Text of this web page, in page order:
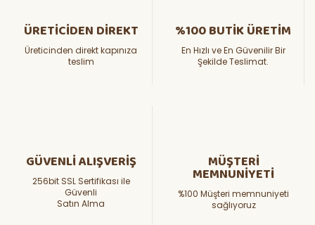
ÜRETİCİDEN DİREKT
Üreticinden direkt kapınıza
teslim
%100 BUTİK ÜRETİM
En Hızlı ve En Güvenilir Bir
Şekilde Teslimat.
GÜVENLİ ALIŞVERİŞ
256bit SSL Sertifikası ile
Güvenli
Satın Alma
MÜŞTERİ
MEMNUNİYETİ
%100 Müşteri memnuniyeti
sağlıyoruz